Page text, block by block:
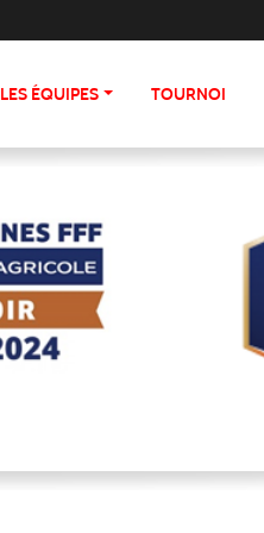
LES ÉQUIPES TOURNOI